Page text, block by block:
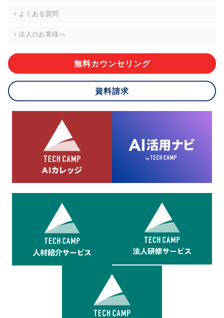
株式会社div 個人情報問合せ窓口
メールアドレス:privacy_policy@di-v.co.jp
ご本人様が当社に個人情報を提供されるかどうかは任意による
応ができない場合があります。
8.cookieにより取得・分析した情報とその利用について
当社は第三者が運営するデータ・マネジメント・プラットフォ
ームからcookieにより収集されたウェブの閲覧機歴及びその分
析結果を取得し、これをお客様の個人データと結びつけた上
で、広告配信等の目的で利用いたします。
よくある質問
法人のお客様へ
無料カウンセリング
資料請求